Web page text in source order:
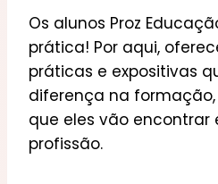
Os alunos Proz
prática! Por aqui,
práticas e expositivas
diferença na
que eles vão encontrar
profissão.